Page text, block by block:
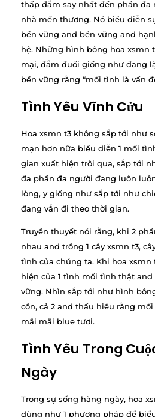
thấp đắm say nhất đến phần đa
nhà mến thương. Nó biểu diễn
bền vững and bền vững and
hệ. Những hình bông hoa xsmn
mại, đắm đuối giống như đang
bền vững rằng “mối tình là vấn
Tình Yêu Vĩnh Cửu
Hoa xsmn t3 không sắp tới như
mạn hơn nữa biểu diễn 1 mối
gian xuất hiện trôi qua, sắp tới
đa phần đa người đang luôn
lòng, y giống như sắp tới như
đang vẫn đi theo thời gian.
Truyền thuyết nói rằng, khi 2
nhau and trồng 1 cây xsmn t3,
tình của chúng ta. Khi hoa xsmn
hiện của 1 tình mối tình thật
vững. Nhìn sắp tới như hình
cồn, cả 2 and thấu hiểu rằng
mãi mãi blue tươi.
Tình Yêu Trong
Ngày
Trong sự sống hàng ngày, hoa
dùng như 1 phương pháp để